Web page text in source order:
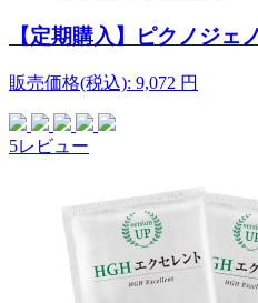
【定期購入】ピクノジェ
販売価格(税込): 9,072 円
5レビュー